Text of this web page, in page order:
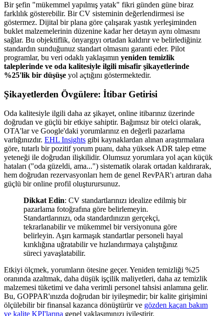
Bir şefin "mükemmel yapılmış yatak" fikri günden güne biraz
farklılık gösterebilir. Bir CV sisteminin değerlendirmesi ise
göstermez. Dijital bir plana göre çalışarak yastık yerleşiminden
buklet malzemelerinin düzenine kadar her detayın aynı olmasını
sağlar. Bu objektiflik, önyargıyı ortadan kaldırır ve belirlediğiniz
standardın sunduğunuz standart olmasını garanti eder. Pilot
programlar, bu veri odaklı yaklaşımın yeniden temizlik
taleplerinde ve oda kalitesiyle ilgili misafir şikayetlerinde
%25'lik bir düşüşe yol açtığını göstermektedir.
Şikayetlerden Övgülere: İtibar Getirisi
Oda kalitesiyle ilgili daha az şikayet, online itibarınız üzerinde
doğrudan ve güçlü bir etkiye sahiptir. Bağımsız bir otelci olarak,
OTA'lar ve Google'daki yorumlarınız en değerli pazarlama
varlığınızdır. EHL Insights gibi kaynaklardan alınan araştırmalara
göre, tutarlı bir pozitif yorum puanı, daha yüksek ADR talep etme
yeteneği ile doğrudan ilişkilidir. Olumsuz yorumlara yol açan küçük
hataları ("oda güzeldi, ama...") sistematik olarak ortadan kaldırarak,
hem doğrudan rezervasyonları hem de genel RevPAR'ı artıran daha
güçlü bir online profil oluşturursunuz.
Dikkat Edin: CV standartlarınızı idealize edilmiş bir
pazarlama fotoğrafına göre belirlemeyin.
Standartlarınızı, oda standardınızın gerçekçi,
tekrarlanabilir ve mükemmel bir versiyonuna göre
belirleyin. Aşırı karmaşık standartlar personeli hayal
kırıklığına uğratabilir ve hızlandırmaya çalıştığınız
süreci yavaşlatabilir.
Etkiyi ölçmek, yorumların ötesine geçer. Yeniden temizliği %25
oranında azaltmak, daha düşük işçilik maliyetleri, daha az temizlik
malzemesi tüketimi ve daha verimli personel tahsisi anlamına gelir.
Bu, GOPPAR'ınızda doğrudan bir iyileşmedir; bir kalite girişimini
ölçülebilir bir finansal kazanca dönüştürür ve gözden kaçan bakım
ve kalite KPI'larına genel yaklaşımınızı iyileştirir.